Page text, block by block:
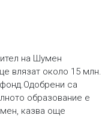
на Шумен
влязат около 15 млн.
са
образование е
казва още